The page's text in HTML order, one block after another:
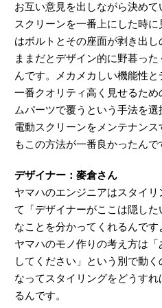
お互い意見を出しながら決めて
スクリーンを一番上にした時
はボルトとその座面が剥き出
ままだとデザイン的に野暮っ
んです。メカメカしい機能性
一番クオリティ高く見せるた
ムパーツで覆うという手法を選
電動スクリーンをメンテナン
もこの方法が一番良かったんで
デザイナー：麥倉さん
ヤマハのエンジニアはスタイ
て「デザイナーがここは隠し
なことを分かってくれるんです
ヤマハのモノ作りの考え方は
してください」という別で動
なってスタイリングをどうす
るんです。